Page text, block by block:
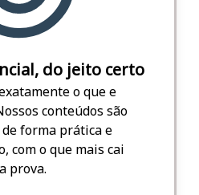
do jeito certo
o que e
conteúdos são
forma prática e
com o que mais cai
prova.